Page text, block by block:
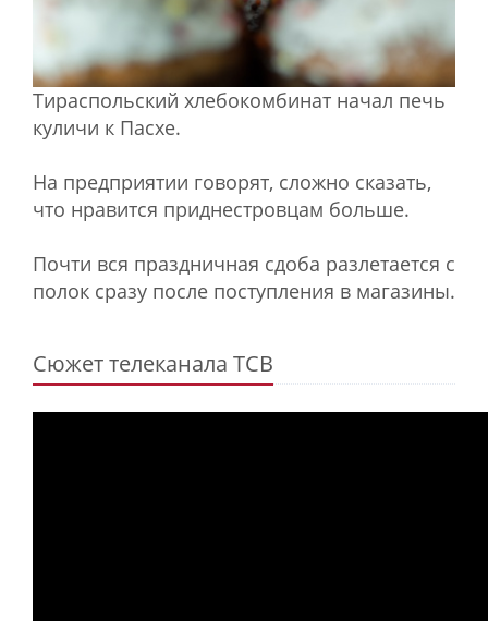
Тираспольский хлебокомбинат начал печь
куличи к Пасхе.
На предприятии говорят, сложно сказать,
что нравится приднестровцам больше.
Почти вся праздничная сдоба разлетается с
полок сразу после поступления в магазины.
Сюжет телеканала ТСВ